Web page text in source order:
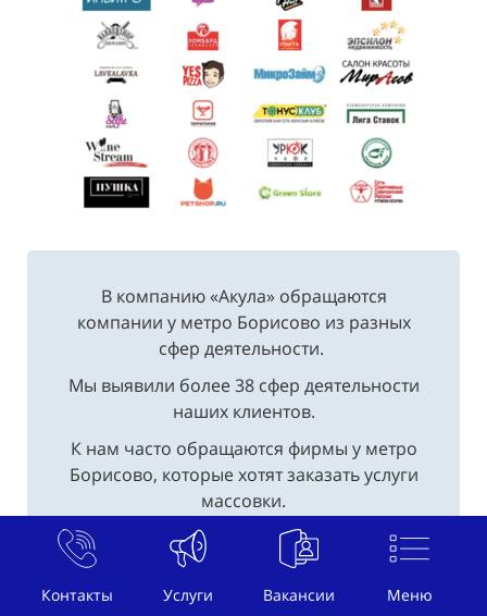
Контакты Услуги Вакансии Меню
В компанию «Акула» обращаются
компании у метро Борисово из разных
сфер деятельности.
Мы выявили более 38 сфер деятельности
наших клиентов.
К нам часто обращаются фирмы у метро
Борисово, которые хотят заказать услуги
массовки.